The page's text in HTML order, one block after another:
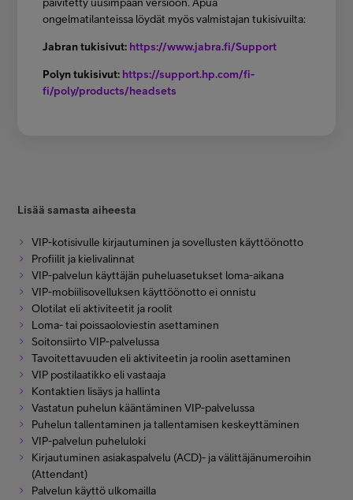
ongelmatilanteissa löydät myös valmistajan tukisivuilta:
Jabran tukisivut: https://www.jabra.fi/Support
Polyn tukisivut: https://support.hp.com/fi-
fi/poly/products/headsets
Lisää samasta aiheesta
VIP-kotisivulle kirjautuminen ja sovellusten käyttöönotto
Profiilit ja kielivalinnat
VIP-palvelun käyttäjän puheluasetukset loma-aikana
VIP-mobiilisovelluksen käyttöönotto ei onnistu
Olotilat eli aktiviteetit ja roolit
Loma- tai poissaoloviestin asettaminen
Soitonsiirto VIP-palvelussa
Tavoitettavuuden eli aktiviteetin ja roolin asettaminen
VIP postilaatikko eli vastaaja
Kontaktien lisäys ja hallinta
Vastatun puhelun kääntäminen VIP-palvelussa
Puhelun tallentaminen ja tallentamisen keskeyttäminen
VIP-palvelun puheluloki
Kirjautuminen asiakaspalvelu (ACD)- ja välittäjänumeroihin
(Attendant)
Palvelun käyttö ulkomailla